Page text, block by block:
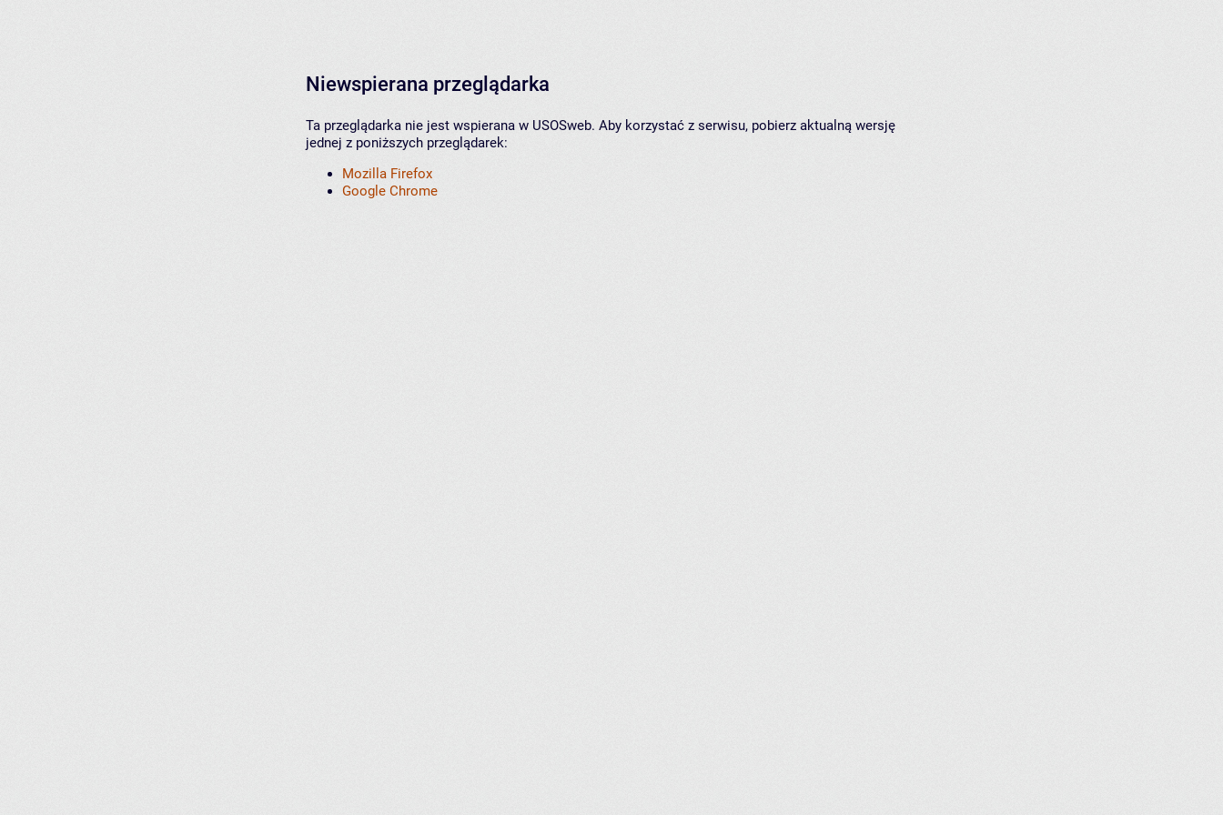
Niewspierana przeglądarka
Ta przeglądarka nie jest wspierana w USOSweb. Aby korzystać z serwisu, pobierz aktualną wersję
jednej z poniższych przeglądarek:
Mozilla Firefox
Google Chrome